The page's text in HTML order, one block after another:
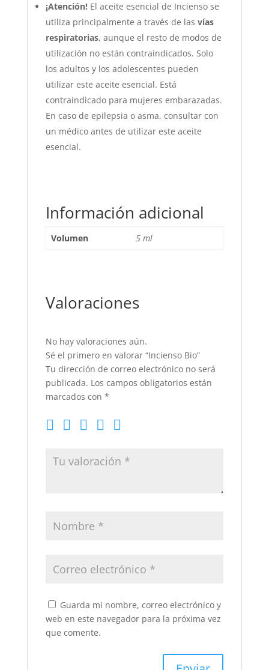
¡Atención!El aceite esencial de Incienso se
utiliza principalmente a través de las vías
respiratorias, aunque el resto de modos de
utilización no están contraindicados. Solo
los adultos y los adolescentes pueden
utilizar este aceite esencial. Está
contraindicado para mujeres embarazadas.
En caso de epilepsia o asma, consultar con
un médico antes de utilizar este aceite
esencial.
Información adicional
Volumen 5 ml
Valoraciones
No hay valoraciones aún.
Sé el primero en valorar “Incienso Bio”
Tu dirección de correo electrónico no será
publicada. Los campos obligatorios están
marcados con *
Guarda mi nombre, correo electrónico y
web en este navegador para la próxima vez
que comente.